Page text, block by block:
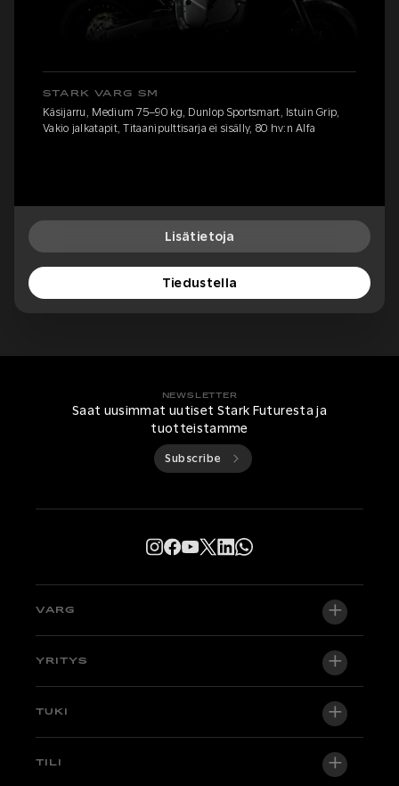
STARK VARG SM
Käsijarru, Medium 75–90 kg, Dunlop Sportsmart, Istuin Grip,
Vakio jalkatapit, Titaanipulttisarja ei sisälly, 80 hv:n Alfa
Lisätietoja
Tiedustella
NEWSLETTER
Saat uusimmat uutiset Stark Futuresta ja
tuotteistamme
Subscribe
VARG
VARG EX
Factory Edition
YRITYS
Tietoa meistä
TUKI
Tuki
TILI